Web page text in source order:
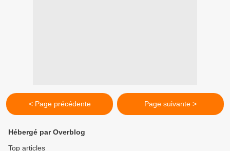
< Page précédente Page suivante >
Hébergé par Overblog
Top articles